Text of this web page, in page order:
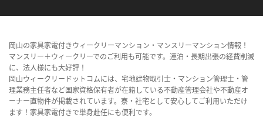
岡山の家具家電付きウィークリーマンション・マンスリーマンション情報！
マンスリー＋ウィークリーでのご利用も可能です。連泊・長期出張の経費削減
に、法人様にも大好評！
岡山ウィークリードットコムには、宅地建物取引士・マンション管理士・管
理業務主任者など国家資格保有者が在籍している不動産管理会社や不動産オ
ーナー直物件が掲載されています。寮・社宅として安心してご利用いただけ
ます！家具家電付きで単身赴任にも便利です。